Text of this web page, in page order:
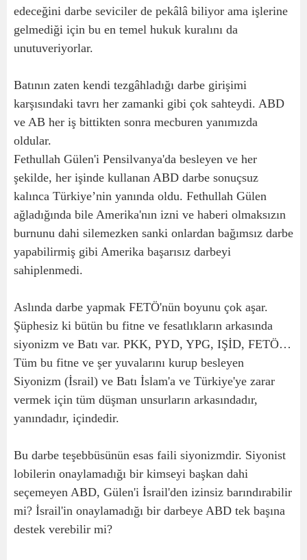
edeceğini darbe seviciler de pekâlâ biliyor ama işlerine
gelmediği için bu en temel hukuk kuralını da
unutuveriyorlar.
Batının zaten kendi tezgâhladığı darbe girişimi
karşısındaki tavrı her zamanki gibi çok sahteydi. ABD
ve AB her iş bittikten sonra mecburen yanımızda
oldular.
Fethullah Gülen'i Pensilvanya'da besleyen ve her
şekilde, her işinde kullanan ABD darbe sonuçsuz
kalınca Türkiye’nin yanında oldu. Fethullah Gülen
ağladığında bile Amerika'nın izni ve haberi olmaksızın
burnunu dahi silemezken sanki onlardan bağımsız darbe
yapabilirmiş gibi Amerika başarısız darbeyi
sahiplenmedi.
Aslında darbe yapmak FETÖ'nün boyunu çok aşar.
Şüphesiz ki bütün bu fitne ve fesatlıkların arkasında
siyonizm ve Batı var. PKK, PYD, YPG, IŞİD, FETÖ…
Tüm bu fitne ve şer yuvalarını kurup besleyen
Siyonizm (İsrail) ve Batı İslam'a ve Türkiye'ye zarar
vermek için tüm düşman unsurların arkasındadır,
yanındadır, içindedir.
Bu darbe teşebbüsünün esas faili siyonizmdir. Siyonist
lobilerin onaylamadığı bir kimseyi başkan dahi
seçemeyen ABD, Gülen'i İsrail'den izinsiz barındırabilir
mi? İsrail'in onaylamadığı bir darbeye ABD tek başına
destek verebilir mi?